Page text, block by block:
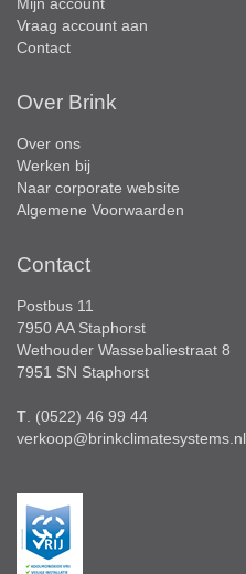
Vraag account aan
Contact
Over Brink
Over ons
Werken bij
Naar corporate website
Algemene Voorwaarden
Contact
Postbus 11
7950 AA Staphorst
Wethouder Wassebaliestraat 8
7951 SN Staphorst
T . (0522) 46 99 44
verkoop@brinkclimatesystems.nl